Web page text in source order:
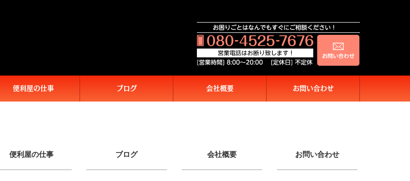
便利屋の仕事 ブログ 会社概要 お問い合わせ
便利屋の仕事 ブログ 会社概要 お問い合わせ